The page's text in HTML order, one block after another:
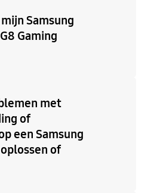
Samsung
Gaming
met
of
een Samsung
of